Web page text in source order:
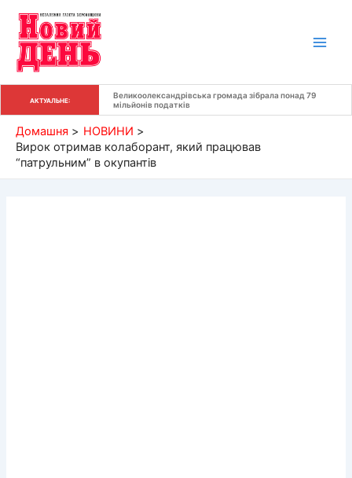
вмісту
АКТУАЛЬНЕ:
Великоолександрівська громада зібрала понад 79
мільйонів податків
Домашня
НОВИНИ
Вирок отримав колаборант, який працював
“патрульним” в окупантів